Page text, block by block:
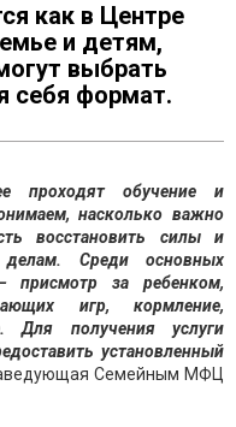
как в Центре
и детям,
выбрать
себя формат.
проходят обучение и
насколько важно
восстановить силы и
Среди основных
присмотр за ребенком,
игр, кормление,
Для получения услуги
установленный
Семейным МФЦ